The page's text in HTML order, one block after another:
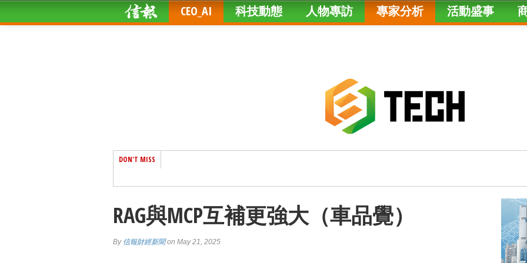
CEO_AI 科技動態 人物專訪 專家分析 活動盛事
DON'T MISS
RAG與MCP互補更強大（車品覺）
By 信報財經新聞on May 21, 2025